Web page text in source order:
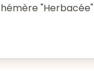
"Herbacée"